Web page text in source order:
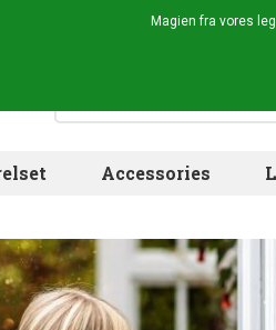
Magien fra vores
Accessories